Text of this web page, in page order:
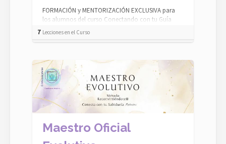
FORMACIÓN y MENTORIZACIÓN EXCLUSIVA para
los alumnos del curso Conectando con tu Guía
Evolutivo EN DIRECTO MENTORÍA AVANZADA: CA...
7 Lecciones en el Curso
Maestro Oficial